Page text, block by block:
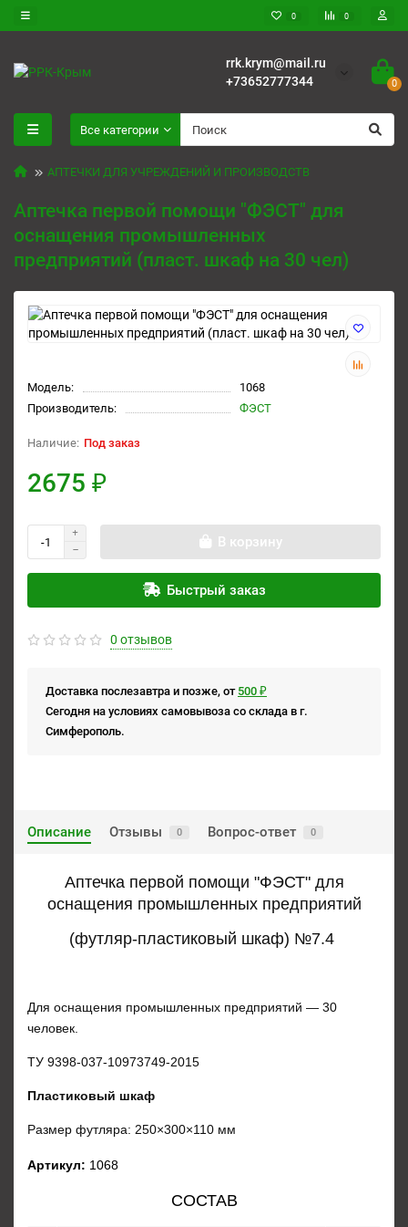
0 0
rrk.krym@mail.ru
+73652777344
0
Все категории
АПТЕЧКИ ДЛЯ УЧРЕЖДЕНИЙ И ПРОИЗВОДСТВ
Аптечка первой помощи "ФЭСТ" для
оснащения промышленных
предприятий (пласт. шкаф на 30 чел)
Модель:
1068
Производитель:
ФЭСТ
Под заказ
2675 ₽
В корзину
Быстрый заказ
0 отзывов
Доставка послезавтра и позже, от 500 ₽
Сегодня на условиях самовывоза со склада в г.
Симферополь.
Описание Отзывы 0 Вопрос-ответ 0
Аптечка первой помощи "ФЭСТ" для
оснащения промышленных предприятий
(футляр-пластиковый шкаф) №7.4
Для оснащения промышленных предприятий — 30
человек.
ТУ 9398-037-10973749-2015
Пластиковый шкаф
Размер футляра: 250×300×110 мм
Артикул: 1068
СОСТАВ